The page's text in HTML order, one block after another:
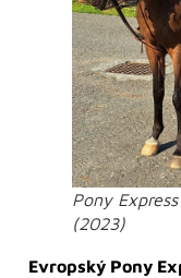
Pony
(2023)
Evropský Pony